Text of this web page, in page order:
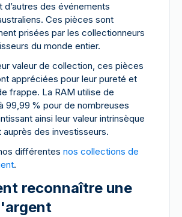
d’autres des événements
Ces pièces sont
prisées par les collectionneurs
du monde entier.
valeur de collection, ces pièces
appréciées pour leur pureté et
frappe. La RAM utilise de
99,99 % pour de nombreuses
ainsi leur valeur intrinsèque
auprès des investisseurs.
différentes nos collections de
.
reconnaître une